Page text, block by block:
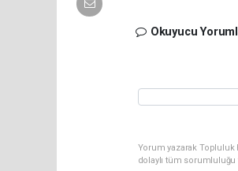
Okuyucu
Yorum yazarak Topluluk
dolaylı tüm